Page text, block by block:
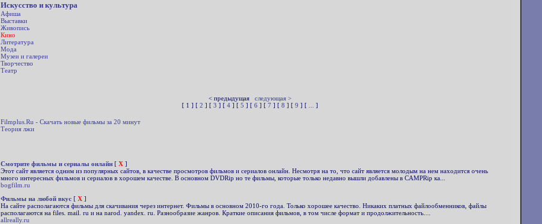
Искусство и культура
Афиша
Выставки
Живопись
Кино
Литература
Мода
Музеи и галереи
Творчество
Театр
< предыдущая следующая >
[ 1 ] [2 ] [3 ] [4 ] [5 ] [6 ] [7 ] [8 ] [9 ] [... ]
Filmplus.Ru - Скачать новые фильмы за 20 минут
Теория лжи
Смотрите фильмы и сериалы онлайн [ X ]
Этот сайт является одним из популярных сайтов, в качестве просмотров фильмов и сериалов онлайн. Несмотря на то, что сайт является молодым на нем находится очень
много интересных фильмов и сериалов в хорошем качестве. В основном DVDRip но те фильмы, которые только недавно вышли добавлены в CAMPRip ка...
bogfilm.ru
Фильмы на любой вкус [ X ]
На сайте располагаются фильмы для скачивания через интернет. Фильмы в основном 2010-го года. Только хорошее качество. Никаких платных файлообменников, файлы
располагаются на files. mail. ru и на narod. yandex. ru. Разнообразие жанров. Краткие описания фильмов, в том числе формат и продолжительность....
allreally.ru